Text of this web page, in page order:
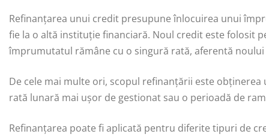
Refinanțarea unui credit presupune înlocuirea unui
fie la o altă instituție financiară. Noul credit este folosit
împrumutatul rămâne cu o singură rată, aferentă
De cele mai multe ori, scopul refinanțării este
rată lunară mai ușor de gestionat sau o perioadă de
Refinanțarea poate fi aplicată pentru diferite tipuri de